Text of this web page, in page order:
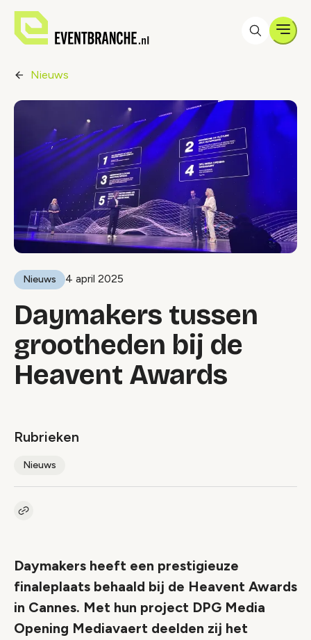
Nieuws
Nieuws 4 april 2025
Daymakers tussen
grootheden bij de
Heavent Awards
Rubrieken
Nieuws
Kopieer link naar artikel
Daymakers heeft een prestigieuze
finaleplaats behaald bij de Heavent Awards
in Cannes. Met hun project DPG Media
Opening Mediavaert deelden zij het